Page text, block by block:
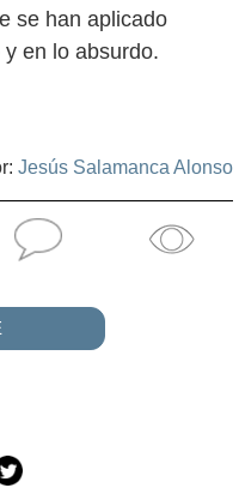
se han aplicado
en lo absurdo.
Jesús Salamanca Alonso